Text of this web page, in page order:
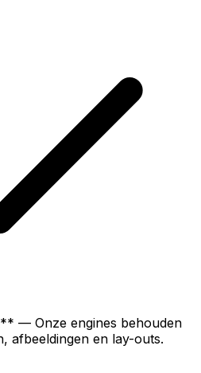
— Onze engines behouden
afbeeldingen en lay-outs.